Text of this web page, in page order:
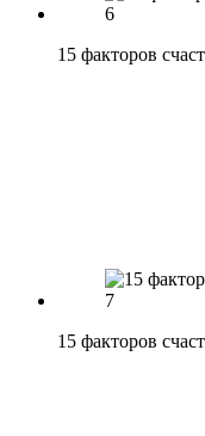
15 факторов
15 факторов